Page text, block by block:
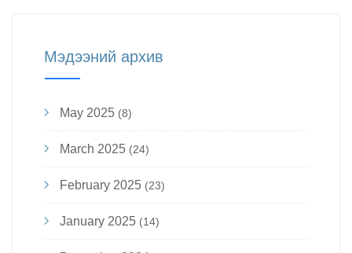
Мэдээний архив
May 2025 (8)
March 2025 (24)
February 2025 (23)
January 2025 (14)